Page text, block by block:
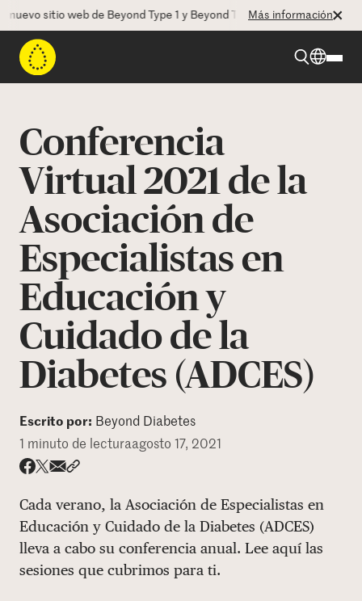
sitio web de Beyond Type 1 y Beyond Type 2! La CEO Deborah
Más información
Recursos
Programas
Quienes somos
DONAR
Conferencia
Virtual 2021 de la
Asociación de
Especialistas en
Educación y
Cuidado de la
Diabetes (ADCES)
Escrito por: Beyond Diabetes
1 minuto de lecturaagosto 17, 2021
Cada verano, la Asociación de Especialistas en
Educación y Cuidado de la Diabetes (ADCES)
lleva a cabo su conferencia anual. Lee aquí las
sesiones que cubrimos para ti.